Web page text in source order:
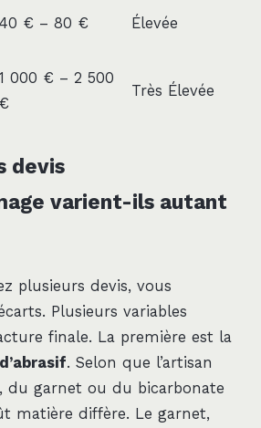
40 € – 80 € Élevée
000 € – 2 500
€
Très Élevée
devis
varient-ils autant
plusieurs devis, vous
Plusieurs variables
finale. La première est la
. Selon que l’artisan
du garnet ou du bicarbonate
matière diffère. Le garnet,